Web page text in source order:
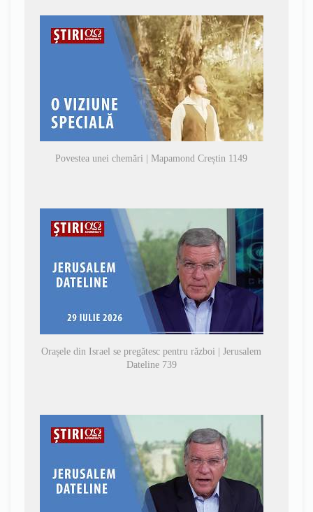
Povestea unei chemări | Mapamond Creștin 1149
Orașele din Israel se pregătesc pentru război | Jerusalem
Dateline 739